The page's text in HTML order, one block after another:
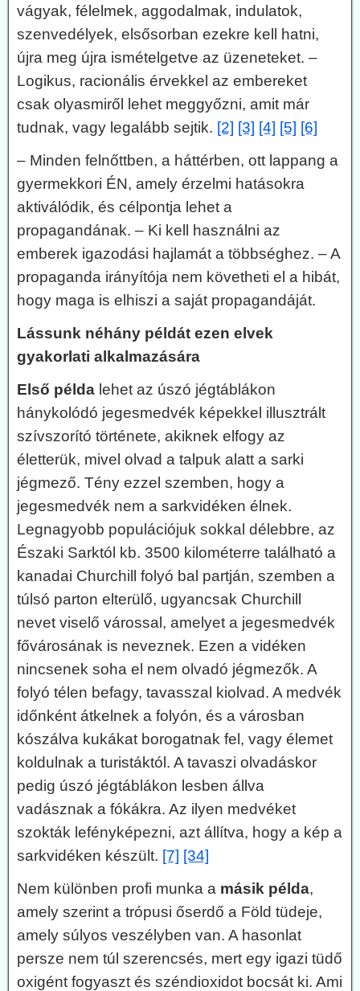
vágyak, félelmek, aggodalmak, indulatok,
szenvedélyek, elsősorban ezekre kell hatni,
újra meg újra ismételgetve az üzeneteket. –
Logikus, racionális érvekkel az embereket
csak olyasmiről lehet meggyőzni, amit már
tudnak, vagy legalább sejtik. [2] [3] [4] [5] [6]
– Minden felnőttben, a háttérben, ott lappang a
gyermekkori ÉN, amely érzelmi hatásokra
aktiválódik, és célpontja lehet a
propagandának. – Ki kell használni az
emberek igazodási hajlamát a többséghez. – A
propaganda irányítója nem követheti el a hibát,
hogy maga is elhiszi a saját propagandáját.
Lássunk néhány példát ezen elvek
gyakorlati alkalmazására
Első példa lehet az úszó jégtáblákon
hánykolódó jegesmedvék képekkel illusztrált
szívszorító története, akiknek elfogy az
életterük, mivel olvad a talpuk alatt a sarki
jégmező. Tény ezzel szemben, hogy a
jegesmedvék nem a sarkvidéken élnek.
Legnagyobb populációjuk sokkal délebbre, az
Északi Sarktól kb. 3500 kilométerre található a
kanadai Churchill folyó bal partján, szemben a
túlsó parton elterülő, ugyancsak Churchill
nevet viselő várossal, amelyet a jegesmedvék
fővárosának is neveznek. Ezen a vidéken
nincsenek soha el nem olvadó jégmezők. A
folyó télen befagy, tavasszal kiolvad. A medvék
időnként átkelnek a folyón, és a városban
kószálva kukákat borogatnak fel, vagy élemet
koldulnak a turistáktól. A tavaszi olvadáskor
pedig úszó jégtáblákon lesben állva
vadásznak a fókákra. Az ilyen medvéket
szokták lefényképezni, azt állítva, hogy a kép a
sarkvidéken készült. [7] [34]
Nem különben profi munka a másik példa,
amely szerint a trópusi őserdő a Föld tüdeje,
amely súlyos veszélyben van. A hasonlat
persze nem túl szerencsés, mert egy igazi tüdő
oxigént fogyaszt és széndioxidot bocsát ki. Ami